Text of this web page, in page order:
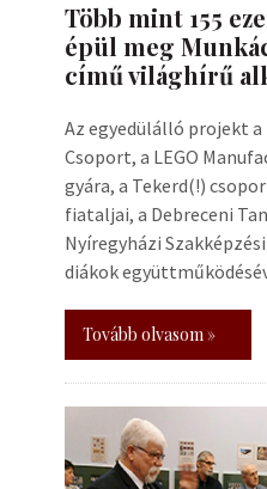
Több mint 155
épül meg
című világhírű
Az egyedülálló projekt a
Csoport, a LEGO
gyára, a Tekerd(!)
fiataljai, a Debreceni
Nyíregyházi
diákok
Tovább olvasom »